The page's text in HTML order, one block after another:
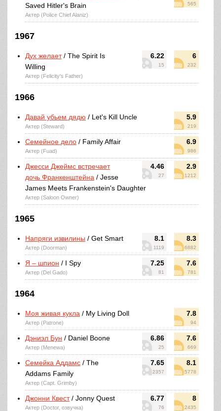
565
Saved Hitler's Brain
Актер (Police Chief Alaniz)
1967
6.22
15
6
232
Дух желает/ The Spirit Is
Willing
Актер (Felicity's Father)
1966
5.9
219
Давай убьем дядю / Let's Kill Uncle
Актер (Steward)
6.9
986
Семейное дело / Family Affair
Актер (Fuad)
4.46
27
2.9
1212
Джесси Джеймс встречает
дочь Франкенштейна / Jesse
James Meets Frankenstein's Daughter
Актер (Saloon Owner)
1965
8.1
1119
8.3
6882
Напряги извилины / Get Smart
Актер (Doorman)
7.25
81
7.6
781
Я – шпион / I Spy
Актер (Del Gado)
1964
7.8
94
Моя живая кукла / My Living Doll
Актер (Patrone)
6.86
25
7.6
669
Дэниэл Бун / Daniel Boone
Актер (Menewa)
7.65
2357
8.1
5778
Семейка Аддамс / The
Addams Family
Актер (Capt. Grimby)
6.77
76
8
2435
Джонни Квест/ Jonny Quest
Актер (Doctor, озвучка)